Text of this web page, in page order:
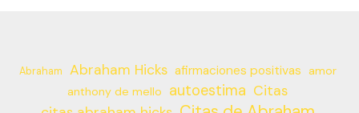
Abraham Abraham Hicks afirmaciones positivas
amor
anthony de mello
autoestima Citas